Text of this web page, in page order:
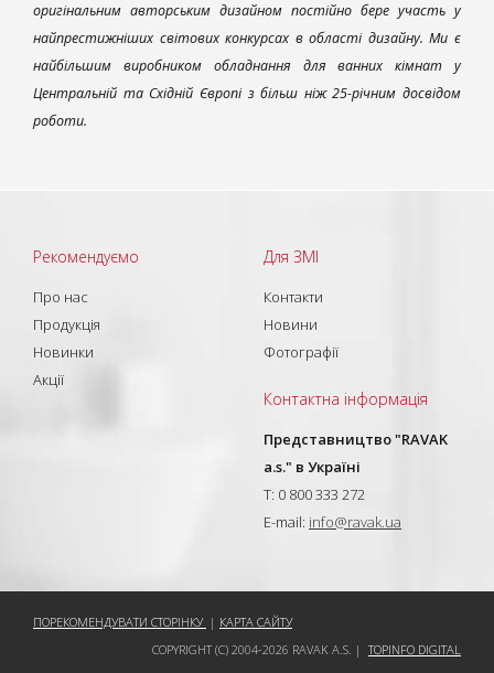
оригінальним авторським дизайном постійно бере участь у
найпрестижніших світових конкурсах в області дизайну. Ми є
найбільшим виробником обладнання для ванних кімнат у
Центральній та Східній Європі з більш ніж 25-річним досвідом
роботи.
Рекомендуємо
Про нас
Продукція
Новинки
Акції
Для ЗМІ
Контакти
Новини
Фотографії
Контактна інформація
Представництво "RAVAK
a.s." в Україні
T: 0 800 333 272
E-mail: info@ravak.ua
ПОРЕКОМЕНДУВАТИ СТОРІНКУ | КАРТА САЙТУ
COPYRIGHT (C) 2004-2026 RAVAK A.S. |TOPINFO DIGITAL